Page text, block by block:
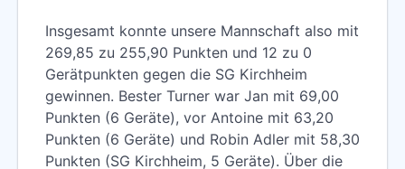
Insgesamt konnte unsere Mannschaft also mit
269,85 zu 255,90 Punkten und 12 zu 0
Gerätpunkten gegen die SG Kirchheim
gewinnen. Bester Turner war Jan mit 69,00
Punkten (6 Geräte), vor Antoine mit 63,20
Punkten (6 Geräte) und Robin Adler mit 58,30
Punkten (SG Kirchheim, 5 Geräte). Über die